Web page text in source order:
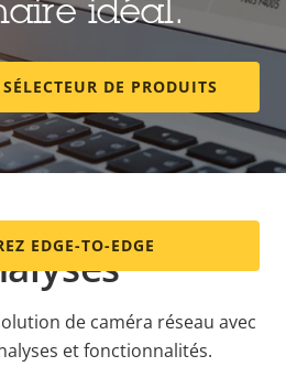
d'installation à
aucune vis visible : le
De plus, uneboucle
en accessoire permettant
l'aide auditive d'une
EDGE-TO-EDGE
idéal.
DE PRODUITS
de caméra réseau avec
et fonctionnalités.